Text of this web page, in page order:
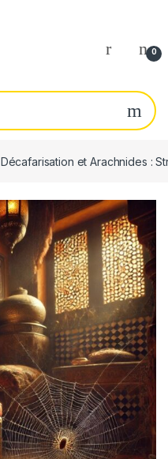
0
Décafarisation et Arachnides :